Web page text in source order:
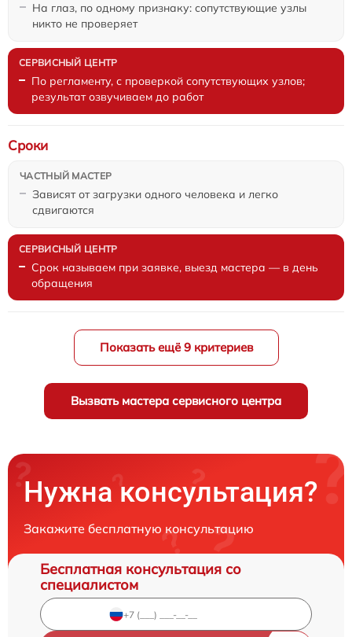
На глаз, по одному признаку: сопутствующие узлы
никто не проверяет
По регламенту, с проверкой сопутствующих узлов;
результат озвучиваем до работ
Зависят от загрузки одного человека и легко
сдвигаются
Сроки
Срок называем при заявке, выезд мастера — в день
обращения
Показать ещё 9 критериев
Вызвать мастера сервисного центра
Нужна консультация?
Закажите бесплатную консультацию
Бесплатная консультация со
специалистом